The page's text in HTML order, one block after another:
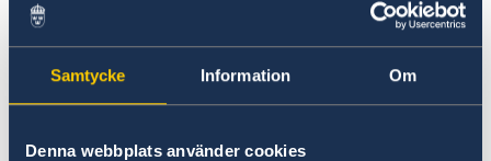
Samtycke Information Om
Denna webbplats använder cookies
Svenska resenärer uppmanas att följa lokala
berörda området